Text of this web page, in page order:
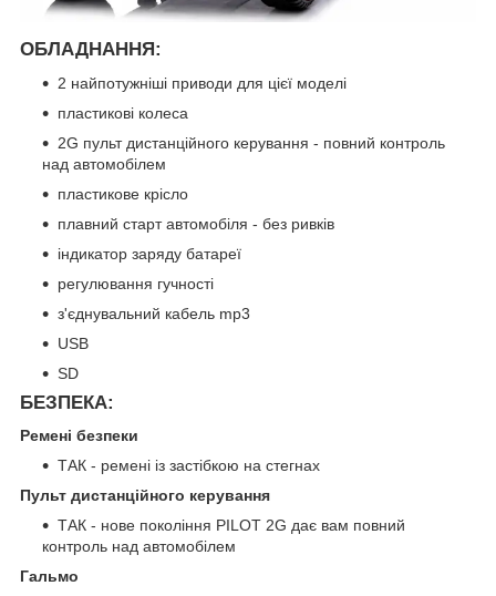
ОБЛАДНАННЯ:
2 найпотужніші приводи для цієї моделі
пластикові колеса
2G пульт дистанційного керування - повний контроль
над автомобілем
пластикове крісло
плавний старт автомобіля - без ривків
індикатор заряду батареї
регулювання гучності
з'єднувальний кабель mp3
USB
SD
БЕЗПЕКА:
Ремені безпеки
ТАК - ремені із застібкою на стегнах
Пульт дистанційного керування
ТАК - нове покоління PILOT 2G дає вам повний
контроль над автомобілем
Гальмо